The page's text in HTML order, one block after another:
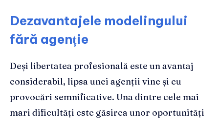
Dezavantajele modelingului
fără agenție
Deși libertatea profesională este un avantaj
considerabil, lipsa unei agenții vine și cu
provocări semnificative. Una dintre cele mai
mari dificultăți este găsirea unor oportunități